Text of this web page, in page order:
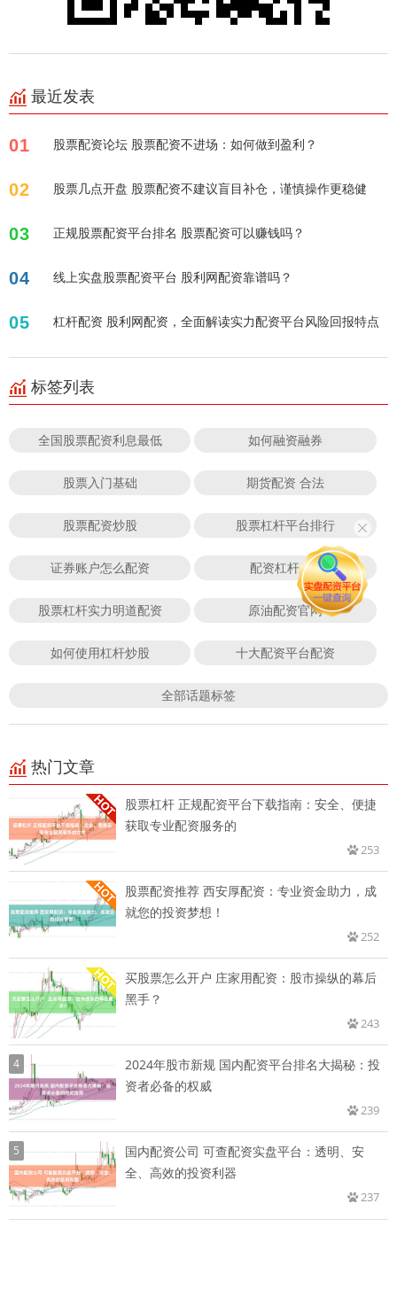
最近发表
01 股票配资论坛 股票配资不进场：如何做到盈利？
02 股票几点开盘 股票配资不建议盲目补仓，谨慎操作更稳健
03 正规股票配资平台排名 股票配资可以赚钱吗？
04 线上实盘股票配资平台 股利网配资靠谱吗？
05 杠杆配资 股利网配资，全面解读实力配资平台风险回报特点
标签列表
全国股票配资利息最低 如何融资融券
股票入门基础 期货配资 合法
股票配资炒股 股票杠杆平台排行
证券账户怎么配资 配资杠杆APP
股票杠杆实力明道配资 原油配资官网
如何使用杠杆炒股 十大配资平台配资
全部话题标签
热门文章
股票杠杆 正规配资平台下载指南：安全、便捷
获取专业配资服务的
253
股票配资推荐 西安厚配资：专业资金助力，成
就您的投资梦想！
252
买股票怎么开户 庄家用配资：股市操纵的幕后
黑手？
243
4
2024年股市新规 国内配资平台排名大揭秘：投
资者必备的权威
239
5
国内配资公司 可查配资实盘平台：透明、安
全、高效的投资利器
237